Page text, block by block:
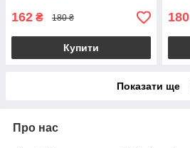
162 ₴ 180 ₴
Купити
180
Показати ще
Про нас